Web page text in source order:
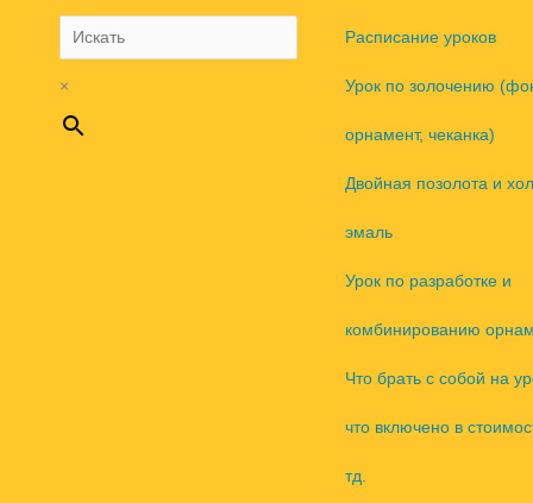
×
Расписание уроков
Урок по золочению
орнамент, чеканка)
Двойная позолота и
эмаль
Урок по разработке и
комбинированию
Что брать с собой на
что включено в
тд.